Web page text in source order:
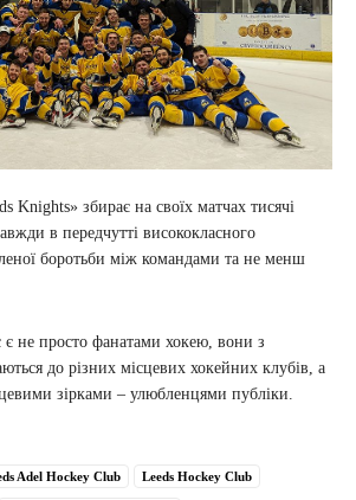
Knights» збирає на своїх матчах тисячі
в передчутті висококласного
боротьби між командами та не менш
не просто фанатами хокею, вони з
до різних місцевих хокейних клубів, а
зірками – улюбленцями публіки.
Adel Hockey Club Leeds Hockey Club